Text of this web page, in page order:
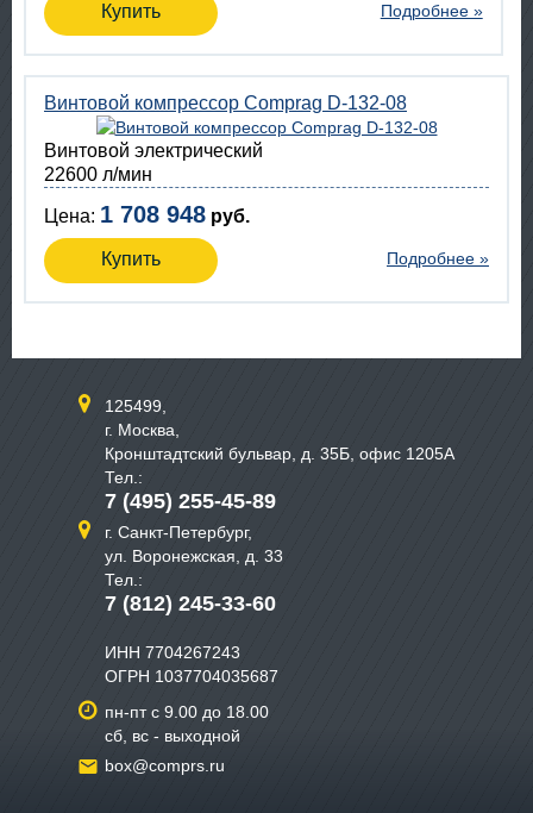
Купить Подробнее »
Винтовой компрессор Comprag D-132-08
Винтовой электрический
22600 л/мин
Цена: 1 708 948 руб.
Купить Подробнее »
125499,
г. Москва,
Кронштадтский бульвар, д. 35Б, офис 1205А
Тел.:
7 (495) 255-45-89
г. Санкт-Петербург,
ул. Воронежская, д. 33
Тел.:
7 (812) 245-33-60
ИНН 7704267243
ОГРН 1037704035687
пн-пт с 9.00 до 18.00
сб, вс - выходной
box@comprs.ru